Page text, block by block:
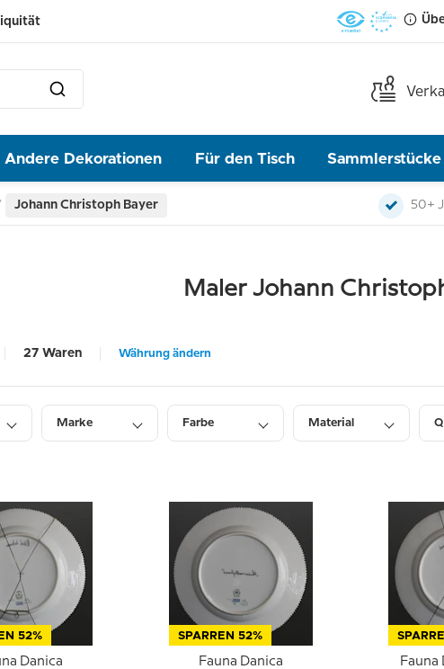
Andere Dekorationen Für den Tisch Sammlerstücke
Johann Christoph Bayer 50+
Maler Johann
27 Waren Währung ändern
Marke Farbe Material
52%
Danica
SPARREN 52%
Fauna Danica
Fauna